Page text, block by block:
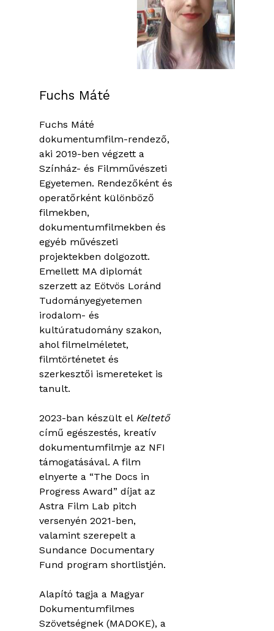
Fuchs Máté
Fuchs Máté
dokumentumfilm-rendező,
aki 2019-ben végzett a
Színház- és Filmművészeti
Egyetemen. Rendezőként és
operatőrként különböző
filmekben,
dokumentumfilmekben és
egyéb művészeti
projektekben dolgozott.
Emellett MA diplomát
szerzett az Eötvös Loránd
Tudományegyetemen
irodalom- és
kultúratudomány szakon,
ahol filmelméletet,
filmtörténetet és
szerkesztői ismereteket is
tanult.
2023-ban készült el Keltető
című egészestés, kreatív
dokumentumfilmje az NFI
támogatásával. A film
elnyerte a “The Docs in
Progress Award” díjat az
Astra Film Lab pitch
versenyén 2021-ben,
valamint szerepelt a
Sundance Documentary
Fund program shortlistjén.
Alapító tagja a Magyar
Dokumentumfilmes
Szövetségnek (MADOKE), a